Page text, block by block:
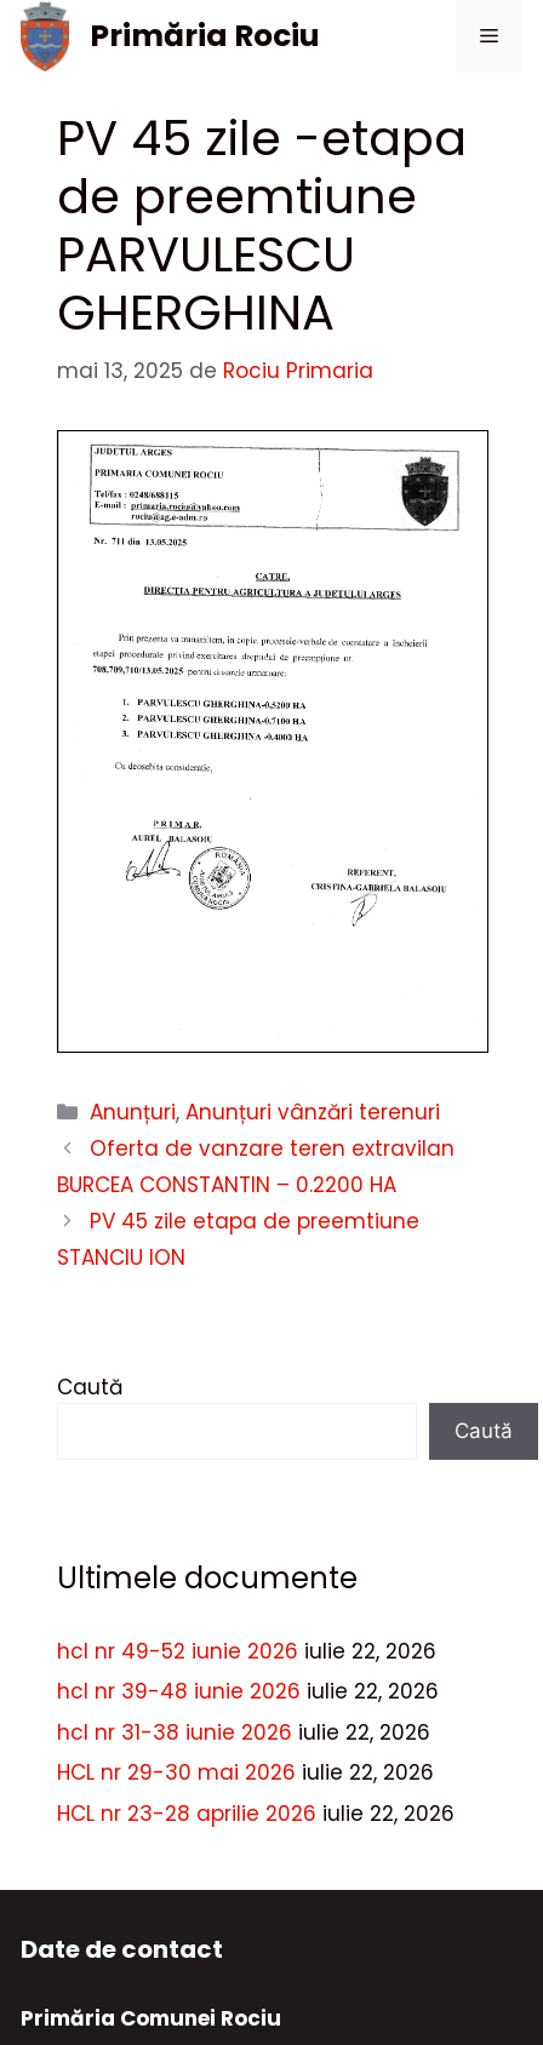
Sari
conținut
Primăria Rociu
PV 45 zile -etapa
de preemtiune
PARVULESCU
GHERGHINA
mai 13, 2025 de Rociu Primaria
Categorii
Anunțuri,Anunțuri vânzări terenuri
Oferta de vanzare teren extravilan
BURCEA CONSTANTIN – 0.2200 HA
PV 45 zile etapa de preemtiune
STANCIU ION
Caută
Caută
Ultimele documente
hcl nr 49-52 iunie 2026 iulie 22, 2026
hcl nr 39-48 iunie 2026 iulie 22, 2026
hcl nr 31-38 iunie 2026 iulie 22, 2026
HCL nr 29-30 mai 2026 iulie 22, 2026
HCL nr 23-28 aprilie 2026 iulie 22, 2026
Date de contact
Primăria Comunei Rociu